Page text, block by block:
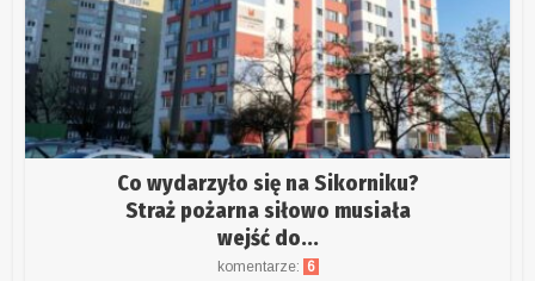
Co wydarzyło się na Sikorniku?
Straż pożarna siłowo musiała
wejść do...
komentarze: 6